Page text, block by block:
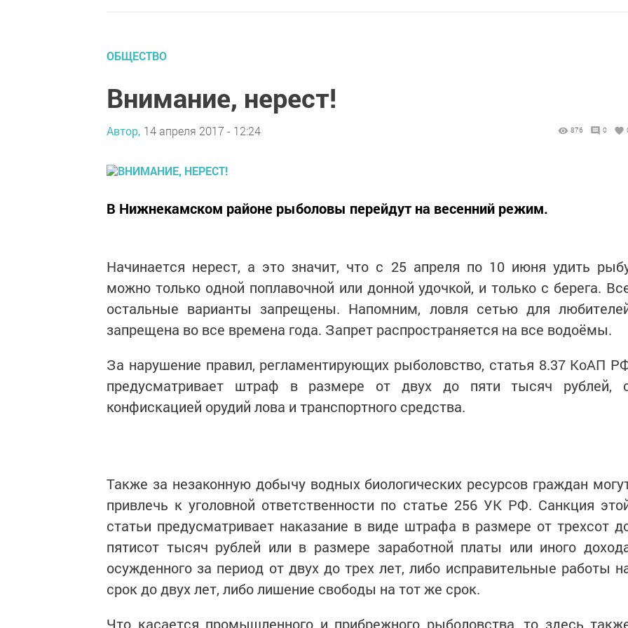
ОБЩЕСТВО
Внимание, нерест!
Автор, 14 апреля 2017 - 12:24 876 0
В Нижнекамском районе рыболовы перейдут на весенний режим.
Начинается нерест, а это значит, что с 25 апреля по 10 июня удить
можно только одной поплавочной или донной удочкой, и только с берега.
остальные варианты запрещены. Напомним, ловля сетью для
запрещена во все времена года. Запрет распространяется на все водоёмы.
За нарушение правил, регламентирующих рыболовство, статья 8.37 КоАП
предусматривает штраф в размере от двух до пяти тысяч рублей,
конфискацией орудий лова и транспортного средства.
Также за незаконную добычу водных биологических ресурсов граждан
привлечь к уголовной ответственности по статье 256 УК РФ. Санкция
статьи предусматривает наказание в виде штрафа в размере от трехсот
пятисот тысяч рублей или в размере заработной платы или иного
осужденного за период от двух до трех лет, либо исправительные работы
срок до двух лет, либо лишение свободы на тот же срок.
Что касается промышленного и прибрежного рыболовства, то здесь